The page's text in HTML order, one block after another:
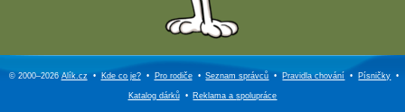
© 2000–2026Alík.cz • Kde co je? • Pro rodiče • Seznam správců • Pravidla chování • Písničky •
Katalog dárků • Reklama aspolupráce